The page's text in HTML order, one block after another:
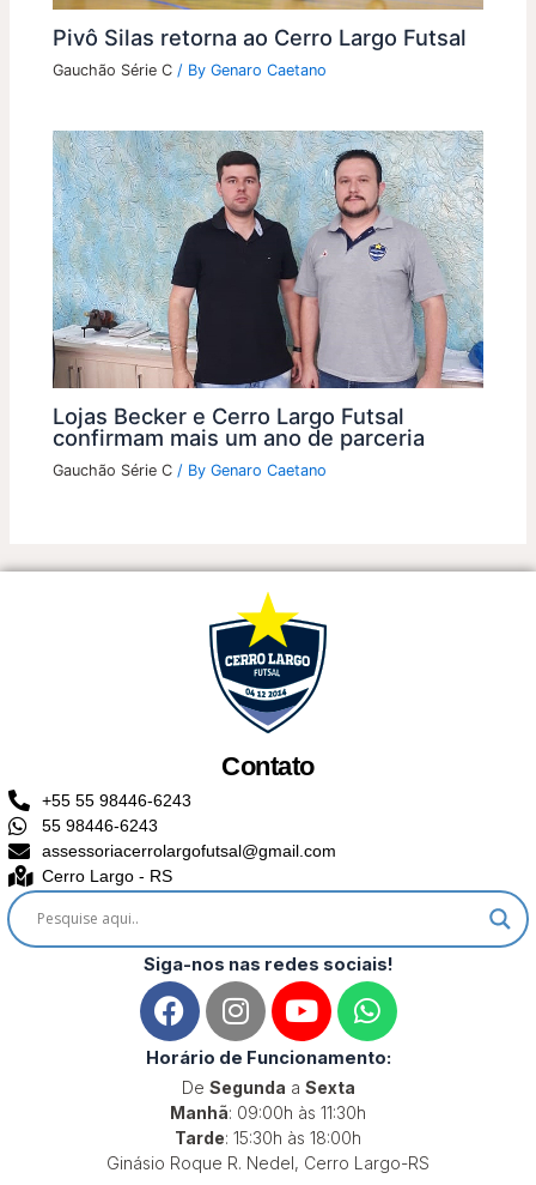
Pivô Silas retorna ao Cerro Largo Futsal
Gauchão Série C / ByGenaro Caetano
Lojas Becker e Cerro Largo Futsal
confirmam mais um ano de parceria
Gauchão Série C / ByGenaro Caetano
Contato
+55 55 98446-6243
55 98446-6243
assessoriacerrolargofutsal@gmail.com
Cerro Largo - RS
Siga-nos nas redes sociais!
F
a
c
e
b
o
o
I
n
s
t
a
g
r
Y
o
u
t
u
b
e
W
h
a
p
Horário de Funcionamento:
De Segunda a Sexta
Manhã: 09:00h às 11:30h
Tarde: 15:30h às 18:00h
Ginásio Roque R. Nedel, Cerro Largo-RS